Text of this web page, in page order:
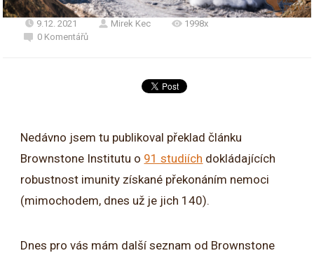
9.12. 2021 Mirek Kec
1998x
0 Komentářů
Nedávno jsem tu publikoval překlad článku
Brownstone Institutu o 91 studiích dokládajících
robustnost imunity získané překonáním nemoci
(mimochodem, dnes už je jich 140).
Dnes pro vás mám další seznam od Brownstone